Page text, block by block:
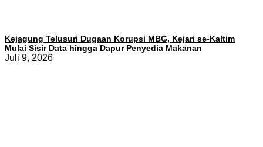
Kejagung Telusuri Dugaan Korupsi MBG, Kejari se-Kaltim
Mulai Sisir Data hingga Dapur Penyedia Makanan
Juli 9, 2026